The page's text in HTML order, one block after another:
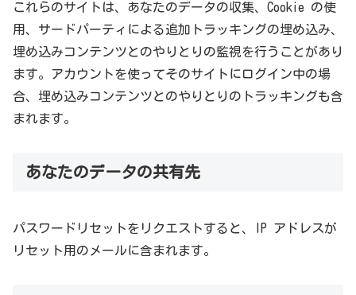
これらのサイトは、あなたのデータの収集、Cookie の使
用、サードパーティによる追加トラッキングの埋め込み、
埋め込みコンテンツとのやりとりの監視を行うことがあり
ます。アカウントを使ってそのサイトにログイン中の場
合、埋め込みコンテンツとのやりとりのトラッキングも含
まれます。
あなたのデータの共有先
パスワードリセットをリクエストすると、IP アドレスが
リセット用のメールに含まれます。